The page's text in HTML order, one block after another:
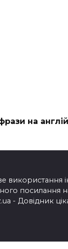
на
використання
посилання
- Довідник